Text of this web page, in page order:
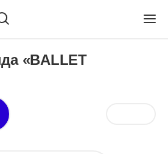
«BALLET